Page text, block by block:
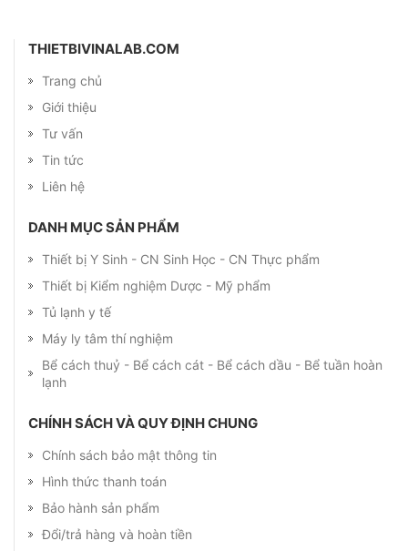
THIETBIVINALAB.COM
Trang chủ
Giới thiệu
Tư vấn
Tin tức
Liên hệ
DANH MỤC SẢN PHẨM
Thiết bị Y Sinh - CN Sinh Học - CN Thực phẩm
Thiết bị Kiểm nghiệm Dược - Mỹ phẩm
Tủ lạnh y tế
Máy ly tâm thí nghiệm
Bể cách thuỷ - Bể cách cát - Bể cách dầu - Bể tuần hoàn
lạnh
CHÍNH SÁCH VÀ QUY ĐỊNH CHUNG
Chính sách bảo mật thông tin
Hình thức thanh toán
Bảo hành sản phẩm
Đổi/trả hàng và hoàn tiền